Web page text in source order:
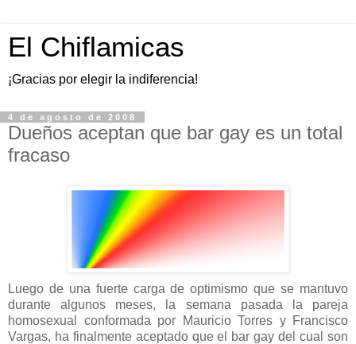
El Chiflamicas
¡Gracias por elegir la indiferencia!
4 de agosto de 2008
Dueños aceptan que bar gay es un total
fracaso
Luego de una fuerte carga de optimismo que se mantuvo
durante algunos meses, la semana pasada la pareja
homosexual conformada por Mauricio Torres y Francisco
Vargas, ha finalmente aceptado que el bar gay del cual son